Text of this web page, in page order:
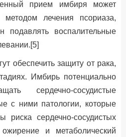
прием имбиря может
методом лечения псориаза,
подавлять воспалительные
обеспечить защиту от рака,
Имбирь потенциально
сердечно-сосудистые
с ними патологии, которые
риска сердечно-сосудистых
и метаболический